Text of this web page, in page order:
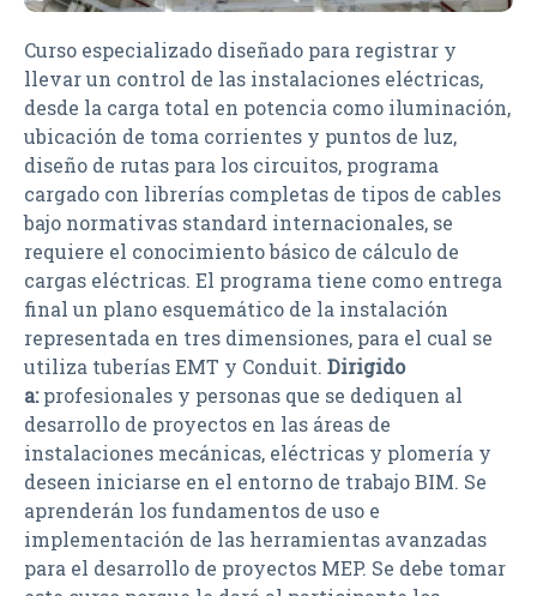
Curso especializado diseñado para registrar y
llevar un control de las instalaciones eléctricas,
desde la carga total en potencia como iluminación,
ubicación de toma corrientes y puntos de luz,
diseño de rutas para los circuitos, programa
cargado con librerías completas de tipos de cables
bajo normativas standard internacionales, se
requiere el conocimiento básico de cálculo de
cargas eléctricas. El programa tiene como entrega
final un plano esquemático de la instalación
representada en tres dimensiones, para el cual se
utiliza tuberías EMT y Conduit. Dirigido
a:profesionales y personas que se dediquen al
desarrollo de proyectos en las áreas de
instalaciones mecánicas, eléctricas y plomería y
deseen iniciarse en el entorno de trabajo BIM. Se
aprenderán los fundamentos de uso e
implementación de las herramientas avanzadas
para el desarrollo de proyectos MEP. Se debe tomar